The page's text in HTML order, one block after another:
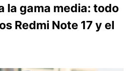
la gama media: todo
Redmi Note 17 y el